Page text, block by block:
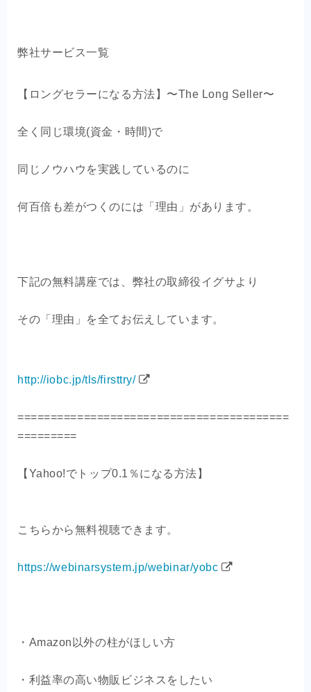
弊社サービス一覧
【ロングセラーになる方法】〜The Long Seller〜
全く同じ環境(資金・時間)で
同じノウハウを実践しているのに
何百倍も差がつくのには「理由」があります。
下記の無料講座では、弊社の取締役イグサより
その「理由」を全てお伝えしています。
http://iobc.jp/tls/firsttry/
=========================================
=========
【Yahoo!でトップ0.1％になる方法】
こちらから無料視聴できます。
https://webinarsystem.jp/webinar/yobc
・Amazon以外の柱がほしい方
・利益率の高い物販ビジネスをしたい